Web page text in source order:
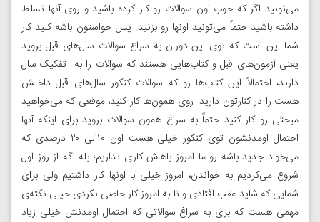
می‌تونید اگر که خوب اون سوالات رو کار کرده باشید و روی آنها تسلط
داشته باشید حتماً می‌تونید اونها رو بزنید. پس حواستون باشه کلید کار
شما این است که توی این دوران به سراغ سوالات سال‌های قبل بروید
یعنی آزمون‌های قبل و کتاب‌هایی هستند که سوالات را به تفکیک سال
دارند، احتمالاً این کتاب‌ها رو که سوالات کنکور سال‌های قبل داخلش
هست را در کنارتون دارید روی همون‌ها کار کنید، موقعی که می‌خواهید
مبحثی رو کار کنید حتماً به سراغ همون سوالات بروید برای اینکه آنها
احتمال اومدنشون توی کنکور خیلی هست اون ۱۰الی ۲۰ درصدی که
می‌خواد جدید باشه رو ما امروز باهاش کاری نداریم؛ بله اگه از روز اول
شروع می‌کردیم به خواندن، امروز خیلی با اونها کار داشتیم ولی برای
شمایی که شاید عقب افتادی و تا به امروز کار خاصی نکردی خیلی نکته‌ی
مهمی هست که بری به سراغ سوالاتی که احتمال اومدنش خیلی زیاد